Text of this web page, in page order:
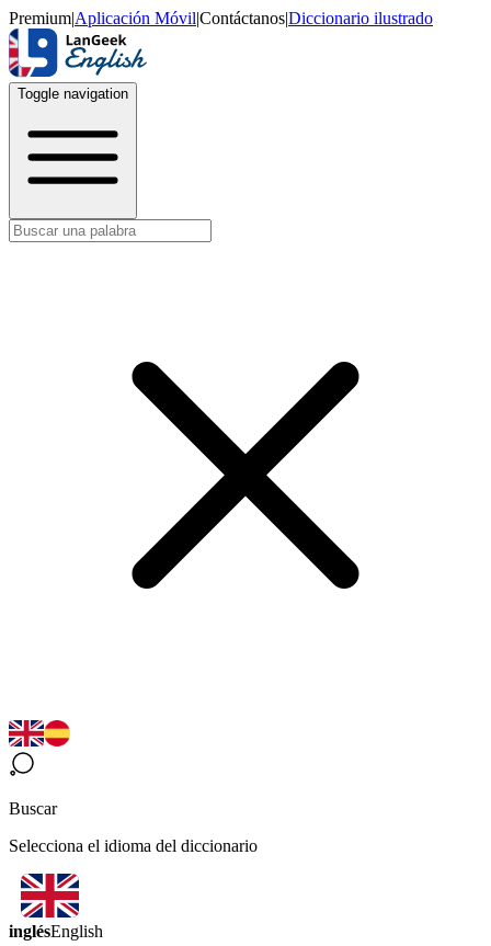
Premium|Aplicación Móvil|Contáctanos|Diccionario ilustrado
Toggle navigation
Buscar
Selecciona el idioma del diccionario
inglésEnglish